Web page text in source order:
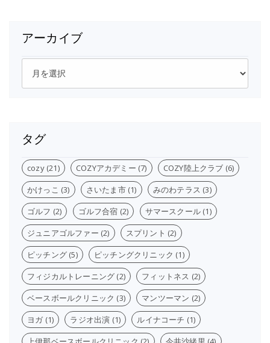
アーカイブ
カ
タグ
cozy(21) COZYアカデミー (7) COZY陸上クラブ (6)
かけっこ (3) さいたま市(1) みのわテラス (3)
ゴルフ (2) ゴルフ合宿 (2) サマースクール (1)
ジュニアゴルファー (2) スプリント (2)
ピッチング (5) ピッチングクリニック (1)
フィジカルトレーニング (2) フィットネス (2)
ベースボールクリニック (3) マンツーマン (2)
ヨガ (1) ラジオ出演 (1) ルイナコーチ (1)